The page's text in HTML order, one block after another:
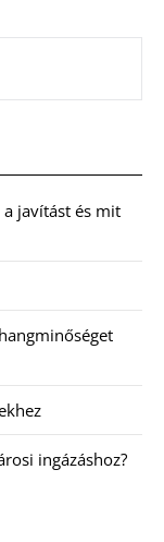
javítást és mit
ingázáshoz?